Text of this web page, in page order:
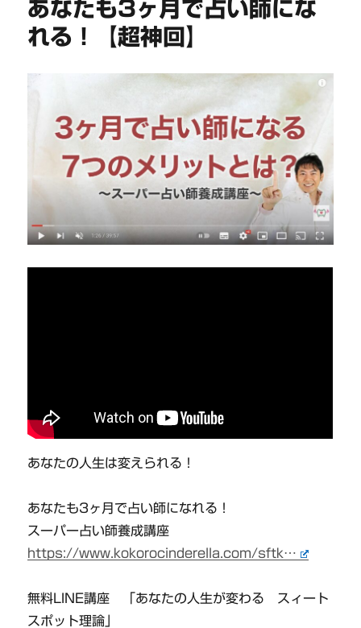
あなたも3ヶ月で占い師にな
れる！【超神回】
あなたの人生は変えられる！
あなたも3ヶ月で占い師になれる！
スーパー占い師養成講座
https://www.kokorocinderella.com/sftk…
無料LINE講座 「あなたの人生が変わる スィート
スポット理論」